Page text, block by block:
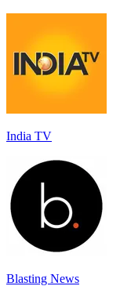
India TV
Blasting News